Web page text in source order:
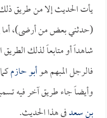
يأت الحديث إلا من طريق
(حدثني بعض من أرضى)، أما
شاهداً أو متابعاً لذلك
فالرجل المبهم هوأبو حازم
وأيضاً جاء طريق آخر فيه
بن سعدفي هذا الحديث.